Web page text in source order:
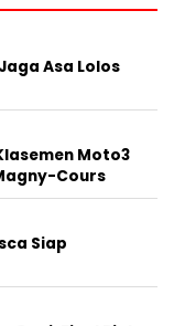
Asa Lolos
Moto3
Cours
Siap